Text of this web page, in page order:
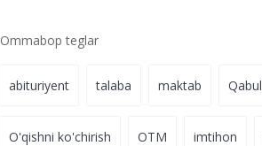
Ommabop teglar
abituriyent talaba maktab Qabul
O'qishni ko'chirish OTM imtihon